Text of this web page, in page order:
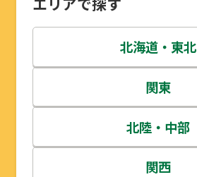
北海道・東北
北海道
青森県
岩手県
関東
茨城県
栃木県
北陸・中部
新潟県
関西